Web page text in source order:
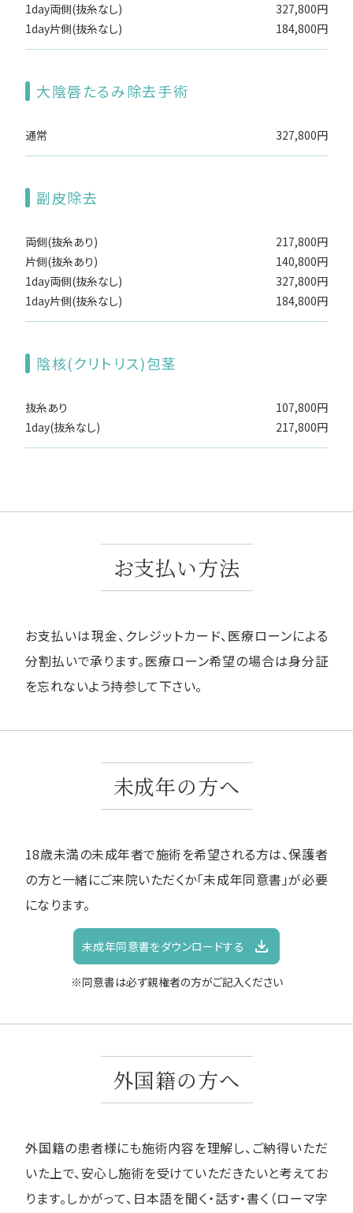
1day両側(抜糸なし)
327,800円
1day片側(抜糸なし)
184,800円
大陰唇たるみ除去手術
通常 327,800円
副皮除去
両側(抜糸あり)
217,800円
片側(抜糸あり)
140,800円
1day両側(抜糸なし)
327,800円
1day片側(抜糸なし)
184,800円
陰核(クリトリス)包茎
抜糸あり
107,800円
1day(抜糸なし)
217,800円
お支払い方法
お支払いは現金、クレジットカード、医療ローンによる
分割払いで承ります。医療ローン希望の場合は身分証
を忘れないよう持参して下さい。
未成年の方へ
18歳未満の未成年者で施術を希望される方は、保護者
の方と一緒にご来院いただくか「未成年同意書」が必要
になります。
未成年同意書をダウンロードする
※同意書は必ず親権者の方がご記入ください
外国籍の方へ
外国籍の患者様にも施術内容を理解し、ご納得いただ
いた上で、安心し施術を受けていただきたいと考えてお
ります。しかがって、日本語を聞く・話す・書く（ローマ字